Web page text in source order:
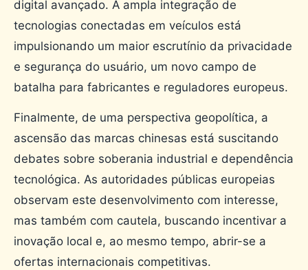
digital avançado. A ampla integração de
tecnologias conectadas em veículos está
impulsionando um maior escrutínio da privacidade
e segurança do usuário, um novo campo de
batalha para fabricantes e reguladores europeus.
Finalmente, de uma perspectiva geopolítica, a
ascensão das marcas chinesas está suscitando
debates sobre soberania industrial e dependência
tecnológica. As autoridades públicas europeias
observam este desenvolvimento com interesse,
mas também com cautela, buscando incentivar a
inovação local e, ao mesmo tempo, abrir-se a
ofertas internacionais competitivas.